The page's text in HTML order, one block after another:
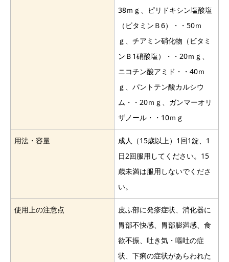
38ｍｇ、ピリドキシン塩酸塩
（ビタミンＢ6）・・50ｍ
ｇ、チアミン硝化物（ビタミ
ンＢ1硝酸塩）・・20ｍｇ、
ニコチン酸アミド・・40ｍ
ｇ、パントテン酸カルシウ
ム・・20ｍｇ、ガンマーオリ
ザノール・・10ｍｇ
用法・容量
成人（15歳以上）1回1錠、1
日2回服用してください。15
歳未満は服用しないでくださ
い。
使用上の注意点
皮ふ部に発疹症状、消化器に
胃部不快感、胃部膨満感、食
欲不振、吐き気・嘔吐の症
状、下痢の症状があらわれた